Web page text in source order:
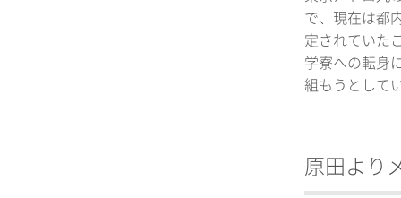
で、現在は都
定されていた
学寮への転身
組もうとして
原田より